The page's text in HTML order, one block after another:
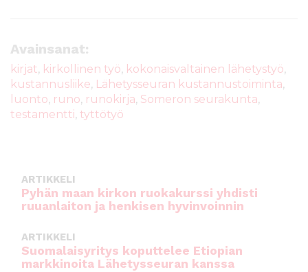
e
b
o
o
te
r
A
p
p
Avainsanat:
kirjat, kirkollinen työ, kokonaisvaltainen lähetystyö,
kustannusliike, Lähetysseuran kustannustoiminta,
luonto, runo, runokirja, Someron seurakunta,
testamentti, tyttötyö
ARTIKKELI
Pyhän maan kirkon ruokakurssi yhdisti
ruuanlaiton ja henkisen hyvinvoinnin
ARTIKKELI
Suomalaisyritys koputtelee Etiopian
markkinoita Lähetysseuran kanssa